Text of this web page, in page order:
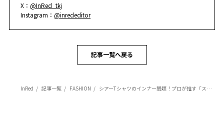
X：@InRed_tkj
Instagram：@inrededitor
記事一覧へ戻る
InRed 記事一覧 FASHION シアーTシャツのインナー問題！プロが推す「ストラップ・アシメ」で差がつく大人の透け感コーデ